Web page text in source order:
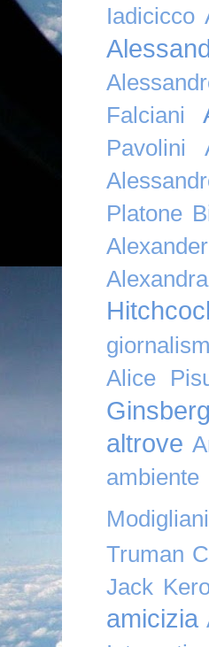
Iadicicco
Falciani
Pavolini
Platone
Alice
Ginsberg
altrove
ambiente
Modigliani
Truman
Jack
amicizia